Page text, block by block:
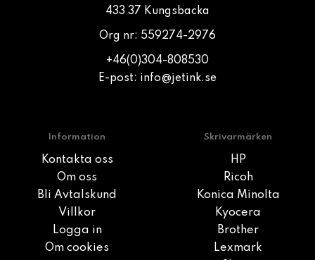
433 37 Kungsbacka
Org nr: 559274-2976
+46(0)304-808530
E-post: info@jetink.se
Information
Kontakta oss
Om oss
Bli Avtalskund
Villkor
Logga in
Om cookies
Skrivarmärken
HP
Ricoh
Konica Minolta
Kyocera
Brother
Lexmark